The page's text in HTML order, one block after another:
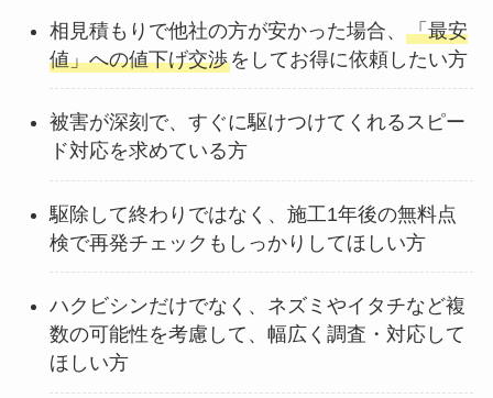
相見積もりで他社の方が安かった場合、 「最安
値」への値下げ交渉をしてお得に依頼したい方
被害が深刻で、すぐに駆けつけてくれるスピー
ド対応を求めている方
駆除して終わりではなく、施工1年後の無料点
検で再発チェックもしっかりしてほしい方
ハクビシンだけでなく、ネズミやイタチなど複
数の可能性を考慮して、幅広く調査・対応して
ほしい方